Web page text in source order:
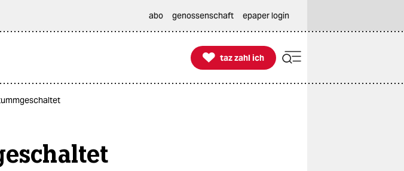
abo genossenschaft epaper login

taz zahl ich
taz zahl ich